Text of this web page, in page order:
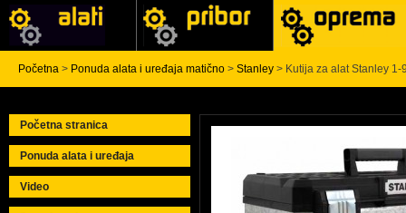
Početna > Ponuda alata i uređaja matično > Stanley > Kutija za alat Stanley 1-
Početna stranica
Ponuda alata i uređaja
Video